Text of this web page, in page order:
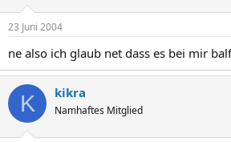
23 Juni 2004
ne also ich glaub net dass es bei mir
K kikra
Namhaftes Mitglied